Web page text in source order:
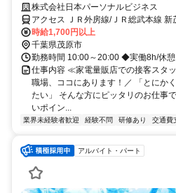
で協力しながら楽しく働いています♪飲
ます♪未経験から大手企業に就職するチ
株式会社日本パーソナルビジネス
アクセス ＪＲ外房線/ＪＲ総武本線 新
徒歩約34分、連絡バス 茂原徒歩約34
時給1,700円以上
千葉県茂原市
勤務時間 10:00～20:00 ◆実働8h/休
仕事内容 ≪家電量販店での接客スタ
職場、ココにあります！／ 「とにか
たい」 そんな方にピッタリのお仕事
いポイン...
業界未経験者歓迎 経験不問 研修あり 交通費
アルバイト・パート